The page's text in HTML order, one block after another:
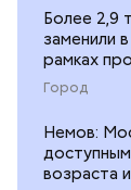
Более 2,9
заменили
рамках
Город
Немов:
возраста